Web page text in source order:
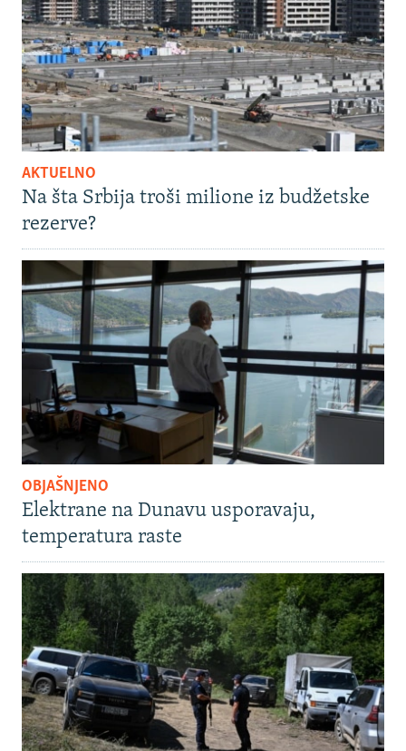
AKTUELNO
Na šta Srbija troši milione iz budžetske
rezerve?
OBJAŠNJENO
Elektrane na Dunavu usporavaju,
temperatura raste